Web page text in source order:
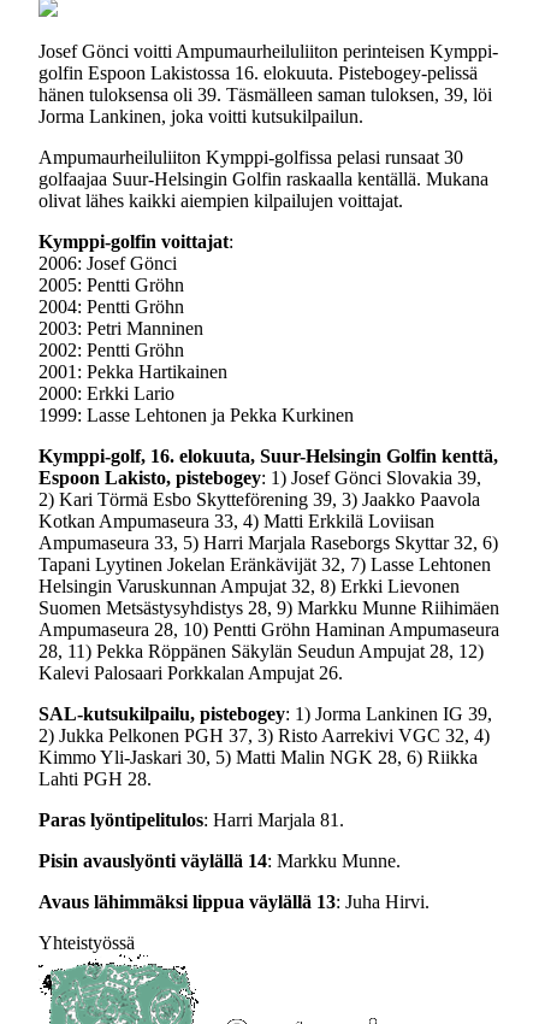
Josef Gönci voitti Ampumaurheiluliiton perinteisen Kymppi-
golfin Espoon Lakistossa 16. elokuuta. Pistebogey-pelissä
hänen tuloksensa oli 39. Täsmälleen saman tuloksen, 39, löi
Jorma Lankinen, joka voitti kutsukilpailun.
Ampumaurheiluliiton Kymppi-golfissa pelasi runsaat 30
golfaajaa Suur-Helsingin Golfin raskaalla kentällä. Mukana
olivat lähes kaikki aiempien kilpailujen voittajat.
Kymppi-golfin voittajat:
2006: Josef Gönci
2005: Pentti Gröhn
2004: Pentti Gröhn
2003: Petri Manninen
2002: Pentti Gröhn
2001: Pekka Hartikainen
2000: Erkki Lario
1999: Lasse Lehtonen ja Pekka Kurkinen
Kymppi-golf, 16. elokuuta, Suur-Helsingin Golfin kenttä,
Espoon Lakisto, pistebogey: 1) Josef Gönci Slovakia 39,
2) Kari Törmä Esbo Skytteförening 39, 3) Jaakko Paavola
Kotkan Ampumaseura 33, 4) Matti Erkkilä Loviisan
Ampumaseura 33, 5) Harri Marjala Raseborgs Skyttar 32, 6)
Tapani Lyytinen Jokelan Eränkävijät 32, 7) Lasse Lehtonen
Helsingin Varuskunnan Ampujat 32, 8) Erkki Lievonen
Suomen Metsästysyhdistys 28, 9) Markku Munne Riihimäen
Ampumaseura 28, 10) Pentti Gröhn Haminan Ampumaseura
28, 11) Pekka Röppänen Säkylän Seudun Ampujat 28, 12)
Kalevi Palosaari Porkkalan Ampujat 26.
SAL-kutsukilpailu, pistebogey: 1) Jorma Lankinen IG 39,
2) Jukka Pelkonen PGH 37, 3) Risto Aarrekivi VGC 32, 4)
Kimmo Yli-Jaskari 30, 5) Matti Malin NGK 28, 6) Riikka
Lahti PGH 28.
Paras lyöntipelitulos: Harri Marjala 81.
Pisin avauslyönti väylällä 14: Markku Munne.
Avaus lähimmäksi lippua väylällä 13: Juha Hirvi.
Yhteistyössä